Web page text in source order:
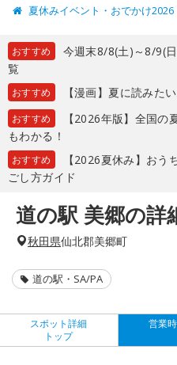
夏休みイベント・おでかけ2026
おすすめ
今週末8/8(土)～8/9(
覧
おすすめ 【漫画】夏に読みた
おすすめ
【2026年版】全国
もわかる！
おすすめ
【2026夏休み】おう
ごし方ガイド
道の駅 美郷の詳
秋田県仙北郡美郷町
道の駅・SA/PA
スポット詳細
トップ
営業